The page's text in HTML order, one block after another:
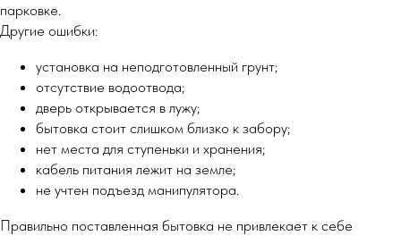
парковке.
Другие ошибки:
установка на неподготовленный грунт;
отсутствие водоотвода;
дверь открывается в лужу;
бытовка стоит слишком близко к забору;
нет места для ступеньки и хранения;
кабель питания лежит на земле;
не учтен подъезд манипулятора.
Правильно поставленная бытовка не привлекает к себе